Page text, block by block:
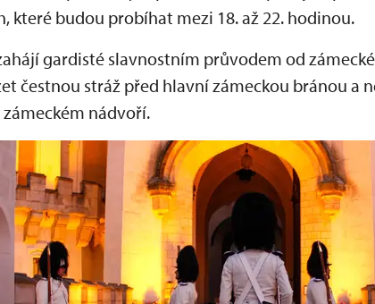
které budou probíhat mezi 18. až 22. hodinou.
gardisté slavnostním průvodem od
čestnou stráž před hlavní zámeckou bránou a
nádvoří.